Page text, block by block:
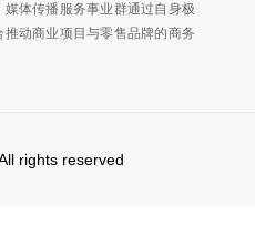
体传播服务事业群通过自身极
动商业项目与零售品牌的商务
rights reserved